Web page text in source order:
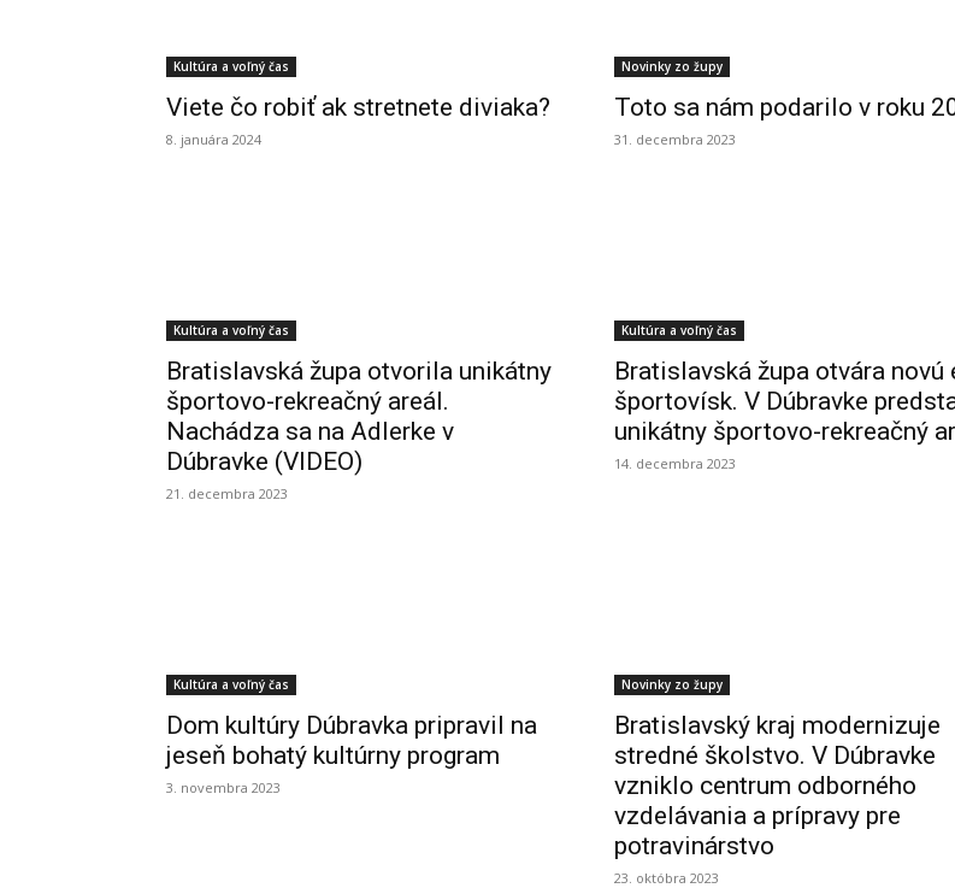
Kultúra a voľný čas
Viete čo robiť ak stretnete diviaka?
8. januára 2024
Novinky zo župy
Toto sa nám podarilo v roku
31. decembra 2023
Kultúra a voľný čas
Bratislavská župa otvorila unikátny
športovo-rekreačný areál.
Nachádza sa na Adlerke v
Dúbravke (VIDEO)
21. decembra 2023
Kultúra a voľný čas
Bratislavská župa otvára novú
športovísk. V Dúbravke
unikátny športovo-rekreačný
14. decembra 2023
Kultúra a voľný čas
Dom kultúry Dúbravka pripravil na
jeseň bohatý kultúrny program
3. novembra 2023
Novinky zo župy
Bratislavský kraj modernizuje
stredné školstvo. V Dúbravke
vzniklo centrum odborného
vzdelávania a prípravy pre
potravinárstvo
23. októbra 2023